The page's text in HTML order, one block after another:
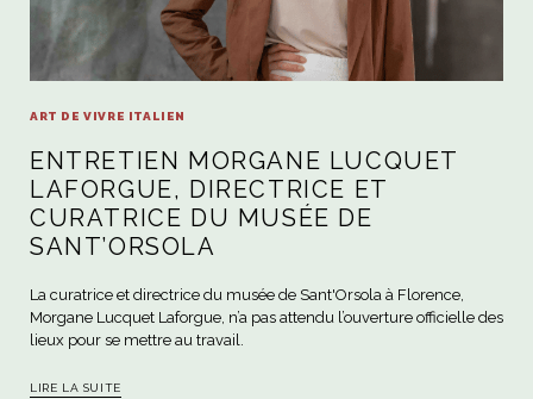
ART DE VIVRE ITALIEN
ENTRETIEN MORGANE LUCQUET
LAFORGUE, DIRECTRICE ET
CURATRICE DU MUSÉE DE
SANT’ORSOLA
La curatrice et directrice du musée de Sant'Orsola à Florence,
Morgane Lucquet Laforgue, n’a pas attendu l’ouverture officielle des
lieux pour se mettre au travail.
LIRE LA SUITE